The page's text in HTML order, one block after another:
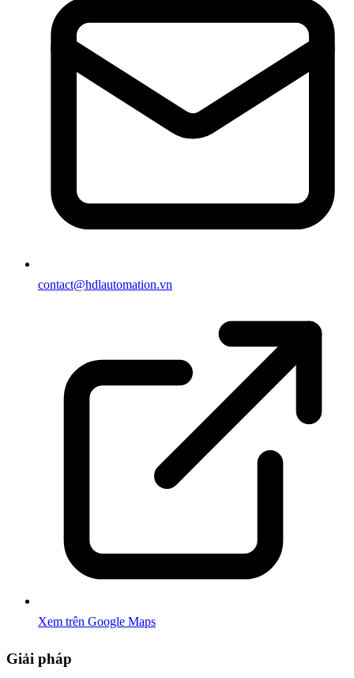
contact@hdlautomation.vn
Xem trên Google Maps
Giải pháp